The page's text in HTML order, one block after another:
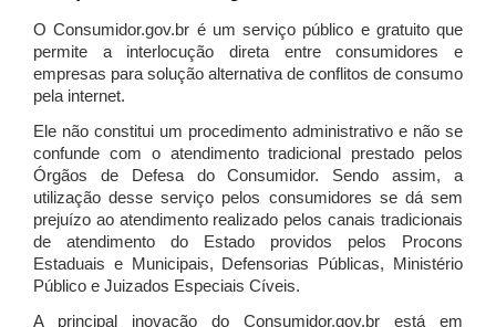
O Consumidor.gov.br é um serviço público e gratuito que
permite a interlocução direta entre consumidores e
empresas para solução alternativa de conflitos de consumo
pela internet.
Ele não constitui um procedimento administrativo e não se
confunde com o atendimento tradicional prestado pelos
Órgãos de Defesa do Consumidor. Sendo assim, a
utilização desse serviço pelos consumidores se dá sem
prejuízo ao atendimento realizado pelos canais tradicionais
de atendimento do Estado providos pelos Procons
Estaduais e Municipais, Defensorias Públicas, Ministério
Público e Juizados Especiais Cíveis.
A principal inovação do Consumidor.gov.br está em